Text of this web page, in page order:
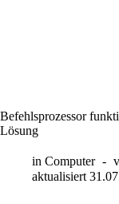
Befehlsprozessor
Lösung
in Computer
aktualisiert